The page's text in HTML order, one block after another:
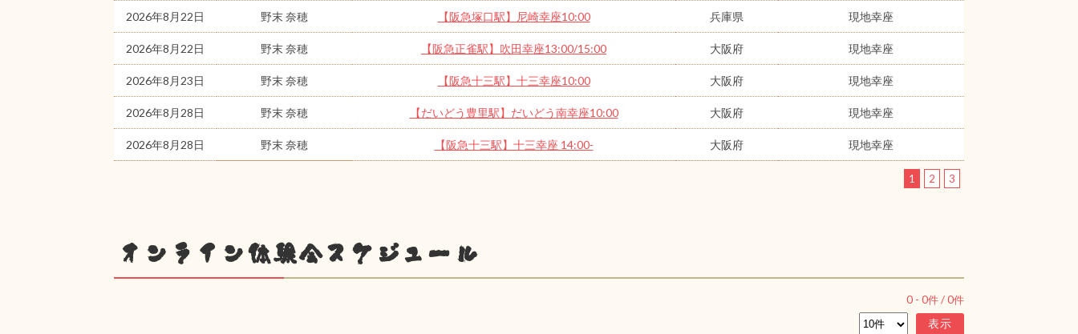
2026年8月22日 野末 奈穂 【阪急塚口駅】尼崎幸座10:00 兵庫県 現地幸座
2026年8月22日 野末 奈穂 【阪急正雀駅】吹田幸座13:00/15:00 大阪府 現地幸座
2026年8月23日 野末 奈穂 【阪急十三駅】十三幸座10:00 大阪府 現地幸座
2026年8月28日 野末 奈穂 【だいどう豊里駅】だいどう南幸座10:00 大阪府 現地幸座
2026年8月28日 野末 奈穂 【阪急十三駅】十三幸座 14:00- 大阪府 現地幸座
1 2 3
オンライン体験会スケジュール
0 - 0件 /0件